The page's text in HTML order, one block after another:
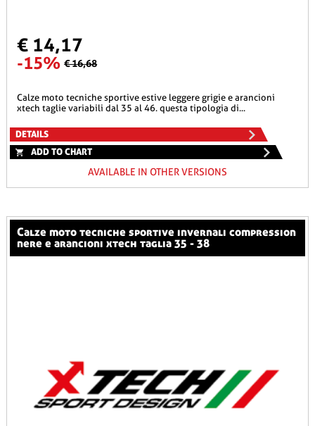
€ 14,17
-15% € 16,68
calze moto tecniche sportive estive leggere grigie e arancioni
xtech taglie variabili dal 35 al 46. questa tipologia di...
DETAILS
ADD TO CHART
AVAILABLE IN OTHER VERSIONS
calze moto tecniche sportive invernali compression
nere e arancioni xtech taglia 35 - 38